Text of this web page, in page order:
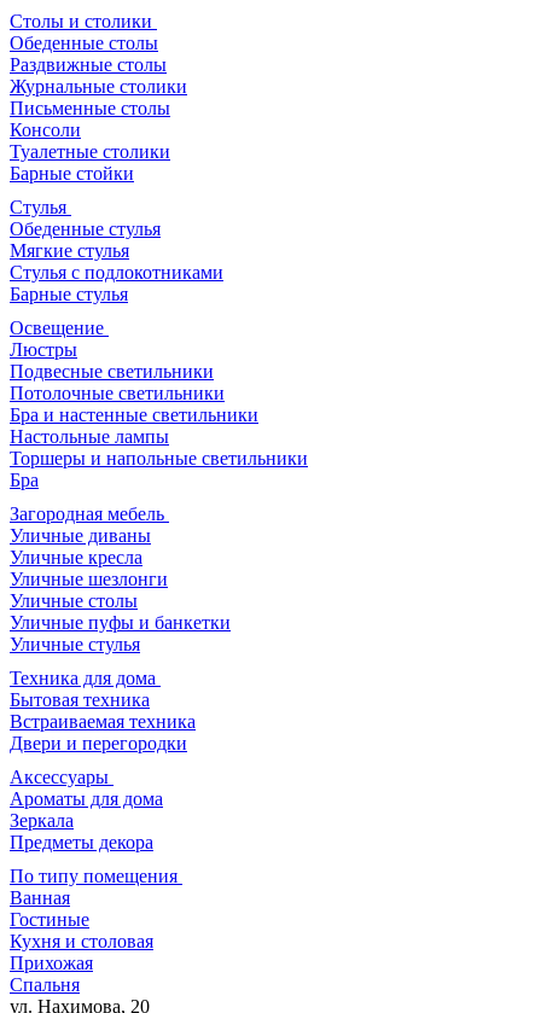
Столы и столики
Обеденные столы
Раздвижные столы
Журнальные столики
Письменные столы
Консоли
Туалетные столики
Барные стойки
Стулья
Обеденные стулья
Мягкие стулья
Стулья с подлокотниками
Барные стулья
Освещение
Люстры
Подвесные светильники
Потолочные светильники
Бра и настенные светильники
Настольные лампы
Торшеры и напольные светильники
Бра
Загородная мебель
Уличные диваны
Уличные кресла
Уличные шезлонги
Уличные столы
Уличные пуфы и банкетки
Уличные стулья
Техника для дома
Бытовая техника
Встраиваемая техника
Двери и перегородки
Аксессуары
Ароматы для дома
Зеркала
Предметы декора
По типу помещения
Ванная
Гостиные
Кухня и столовая
Прихожая
Спальня
ул. Нахимова, 20